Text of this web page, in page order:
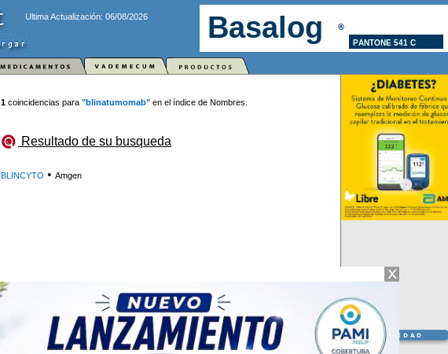
Ultima Actualización: 06/08/2026
1 coincidencias para "blinatumomab" en el índice de Nombres.
Resultado de su busqueda
BLINCYTO • Amgen